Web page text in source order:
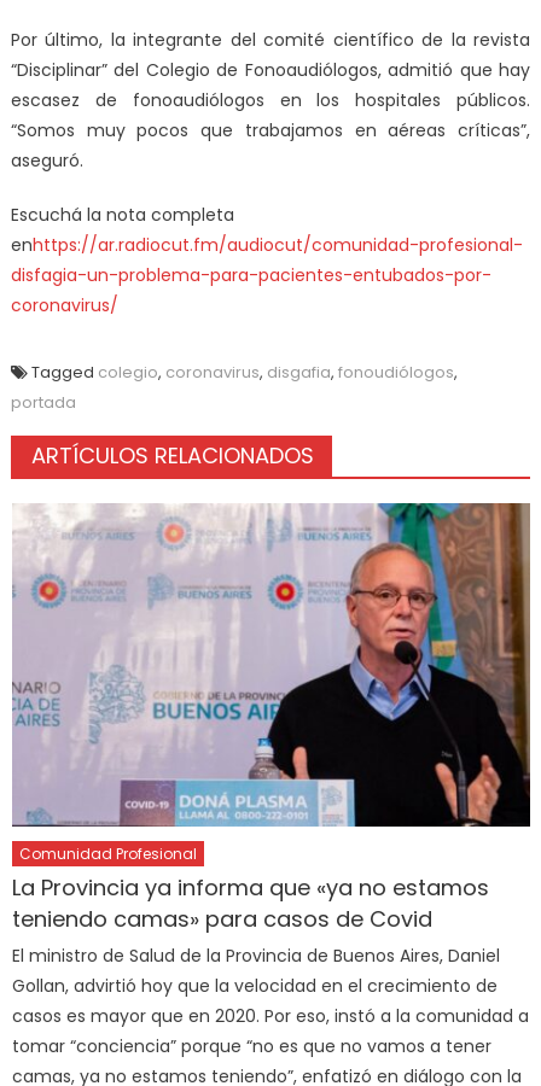
Por último, la integrante del comité científico de la revista
“Disciplinar” del Colegio de Fonoaudiólogos, admitió que hay
escasez de fonoaudiólogos en los hospitales públicos.
“Somos muy pocos que trabajamos en aéreas críticas”,
aseguró.
Escuchá la nota completa
enhttps://ar.radiocut.fm/audiocut/comunidad-profesional-
disfagia-un-problema-para-pacientes-entubados-por-
coronavirus/
Tagged colegio, coronavirus, disgafia, fonoudiólogos,
portada
ARTÍCULOS RELACIONADOS
Comunidad Profesional
La Provincia ya informa que «ya no estamos
teniendo camas» para casos de Covid
El ministro de Salud de la Provincia de Buenos Aires, Daniel
Gollan, advirtió hoy que la velocidad en el crecimiento de
casos es mayor que en 2020. Por eso, instó a la comunidad a
tomar “conciencia” porque “no es que no vamos a tener
camas, ya no estamos teniendo”, enfatizó en diálogo con la